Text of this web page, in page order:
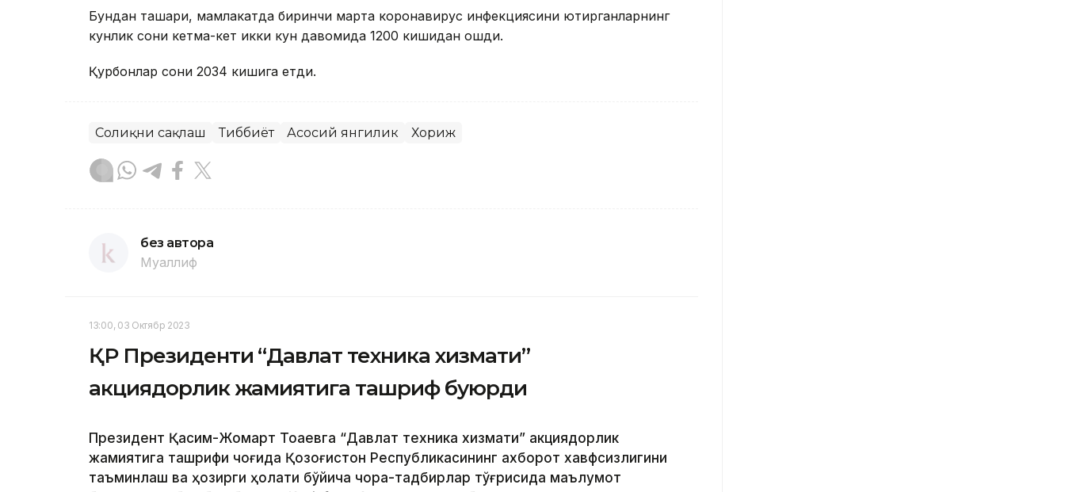
Бундан ташқари, мамлакатда биринчи марта коронавирус инфекциясини юқтирганларнинг
кунлик сони кетма-кет икки кун давомида 1200 кишидан ошди.
Қурбонлар сони 2034 кишига етди.
Соғлиқни сақлаш Тиббиёт Асосий янгилик Хориж
без автора
Муаллиф
13:00, 03 Октябр 2023
ҚР Президенти “Давлат техника хизмати”
акциядорлик жамиятига ташриф буюрди
Президент Қасим-Жомарт Тоқаевга “Давлат техника хизмати” акциядорлик
жамиятига ташрифи чоғида Қозоғистон Республикасининг ахборот хавфсизлигини
таъминлаш ва ҳозирги ҳолати бўйича чора-тадбирлар тўғрисида маълумот